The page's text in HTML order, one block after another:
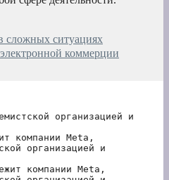
сложных ситуациях
коммерции
организацией и
компании Meta,
организацией и
компании Meta,